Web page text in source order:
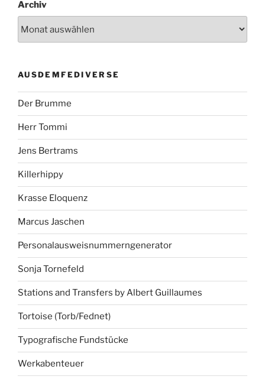
Archiv
AUSDEMFEDIVERSE
Der Brumme
Herr Tommi
Jens Bertrams
Killerhippy
Krasse Eloquenz
Marcus Jaschen
Personalausweisnummerngenerator
Sonja Tornefeld
Stations and Transfers by Albert Guillaumes
Tortoise (Torb/Fednet)
Typografische Fundstücke
Werkabenteuer